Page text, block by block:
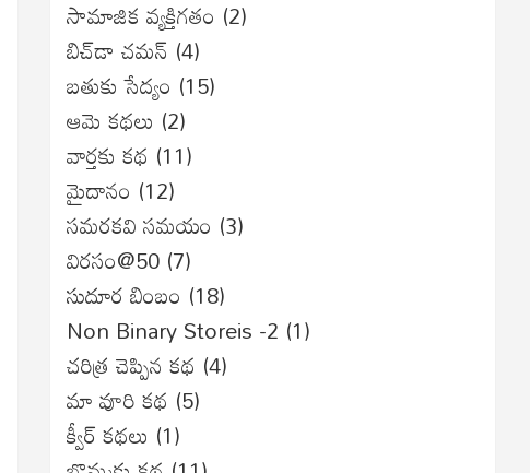
సామాజిక వ్యక్తిగతం (2)
బిచ్‌డా చమన్ (4)
బతుకు సేద్యం (15)
ఆమె కథలు (2)
వార్తకు కథ (11)
మైదానం (12)
సమరకవి సమయం (3)
విరసం@50 (7)
సుదూర బింబం (18)
Non Binary Storeis -2 (1)
చరిత్ర చెప్పిన కథ (4)
మా వూరి కథ (5)
క్వీర్ కథలు (1)